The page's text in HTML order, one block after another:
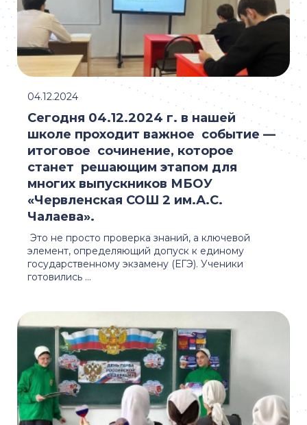
Это не просто проверка знаний, а ключевой
элемент, определяющий допуск к единому
государственному экзамену (ЕГЭ). Ученики
готовились ...
Сегодня 04.12.2024 г. в нашей
школе проходит важное событие —
итоговое сочинение, которое
станет решающим этапом для
многих выпускников МБОУ
«Червленская СОШ 2 им.А.С.
Чалаева».
04.12.2024